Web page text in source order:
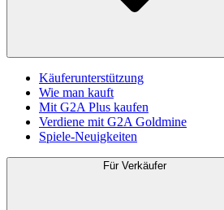
Käuferunterstützung
Wie man kauft
Mit G2A Plus kaufen
Verdiene mit G2A Goldmine
Spiele-Neuigkeiten
Für Verkäufer